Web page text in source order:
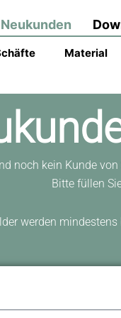
Neukunden
Material
noch kein Kunde
Bitte füllen
werden